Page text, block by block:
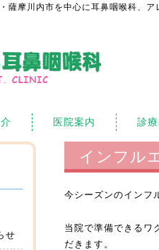
薩摩川内市を中心に耳鼻咽喉科、
医院案内 診
インフル
今シーズンのインフ
当院で準備できるワ
だきます。
せ